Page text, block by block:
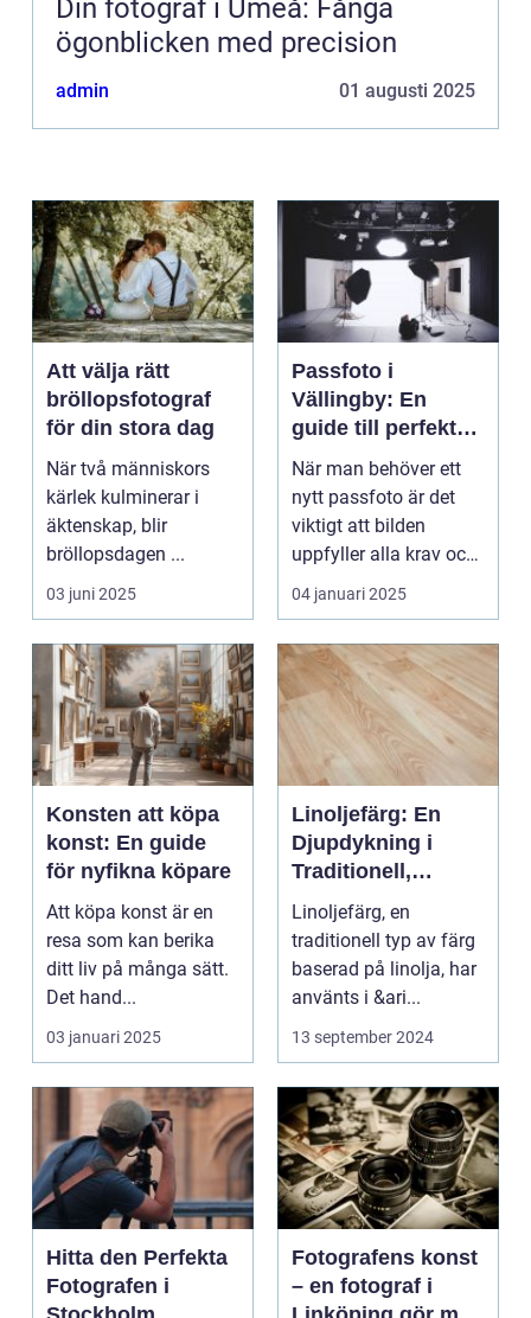
Din fotograf i Umeå: Fånga
ögonblicken med precision
admin 01 augusti 2025
Att välja rätt
bröllopsfotograf
för din stora dag
När två människors
kärlek kulminerar i
äktenskap, blir
bröllopsdagen ...
03 juni 2025
Passfoto i
Vällingby: En
guide till perfekta
bilder
När man behöver ett
nytt passfoto är det
viktigt att bilden
uppfyller alla krav och
s...
04 januari 2025
Konsten att köpa
konst: En guide
för nyfikna köpare
Att köpa konst är en
resa som kan berika
ditt liv på många sätt.
Det hand...
03 januari 2025
Linoljefärg: En
Djupdykning i
Traditionell,
Naturlig och
Hållbar Målarfärg
Linoljefärg, en
traditionell typ av färg
baserad på linolja, har
använts i &ari...
13 september 2024
Hitta den Perfekta
Fotografen i
Fotografens konst
– en fotograf i